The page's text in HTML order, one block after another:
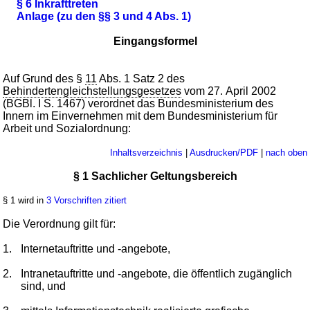
§ 6 Inkrafttreten
Anlage (zu den §§ 3 und 4 Abs. 1)
Eingangsformel
Auf Grund des § 11 Abs. 1 Satz 2 des
Behindertengleichstellungsgesetzes vom 27. April 2002
(BGBl. I S. 1467) verordnet das Bundesministerium des
Innern im Einvernehmen mit dem Bundesministerium für
Arbeit und Sozialordnung:
Inhaltsverzeichnis | Ausdrucken/PDF| nach oben
§ 1 Sachlicher Geltungsbereich
§ 1 wird in3 Vorschriften zitiert
Die Verordnung gilt für:
1. Internetauftritte und -angebote,
2.
Intranetauftritte und -angebote, die öffentlich zugänglich
sind, und